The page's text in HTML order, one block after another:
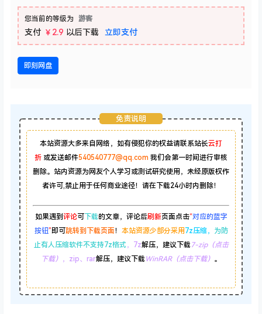
您当前的等级为 游客
支付 ￥2.9 以后下载 立即支付
即刻网盘
免责说明
本站资源大多来自网络，如有侵犯你的权益请联系站长云打
折 或发送邮件540540777@qq.com 我们会第一时间进行审核
删除。站内资源为网友个人学习或测试研究使用，未经原版权作
者许可,禁止用于任何商业途径！请在下载24小时内删除！
如果遇到 评论可下载的文章，评论后刷新页面点击“对应的蓝字
按钮” 即可跳转到下载页面！ 本站资源少部分采用 7z压缩，
为防
止有人压缩软件不支持7z格式 ，7z解压，建议下载 7-zip（点击
下载） ，zip、rar解压，建议下载 WinRAR（点击下载） 。